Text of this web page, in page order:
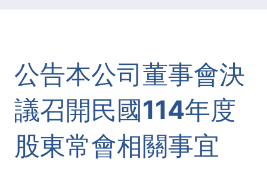
公告本公司董事會決
議召開民國114年度
股東常會相關事宜